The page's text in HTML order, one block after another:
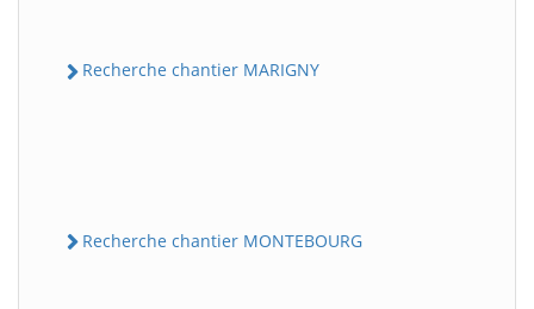
Recherche chantier MARIGNY
Recherche chantier MONTEBOURG